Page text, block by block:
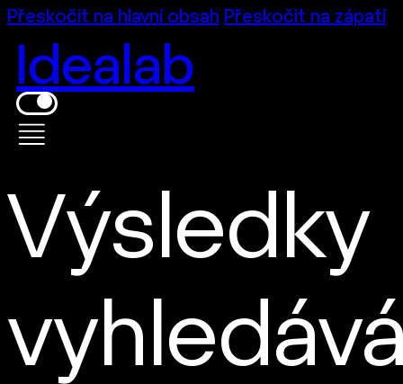
Přeskočit na hlavní obsah Přeskočit na zápatí
Idealab
Výsledky